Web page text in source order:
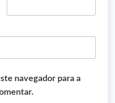
navegador para a